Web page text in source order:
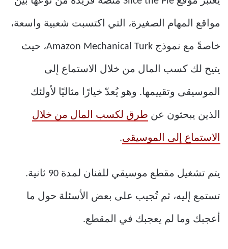
مواقع المهام الصغيرة، التي اكتسبت شعبية واسعة،
خاصةً مع نموذج Amazon Mechanical Turk، حيث
يتيح لك كسب المال من خلال الاستماع إلى
الموسيقى وتقييمها. وهو يُعدّ خيارًا مثاليًا لأولئك
الذين يبحثون عن طرق لكسب المال من خلال
الاستماع إلى الموسيقى.
يتم تشغيل مقطع موسيقي للفنان لمدة 90 ثانية.
تستمع إليه، ثم تُجيب على بعض الأسئلة حول ما
أعجبك وما لم يعجبك في المقطع.